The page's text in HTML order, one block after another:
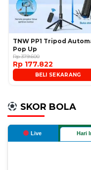
TNW PP1 Tripod
Pop Up
Rp 379.600
Rp 177.822
BELI SEKARANG
SKOR BOLA
Live Hari